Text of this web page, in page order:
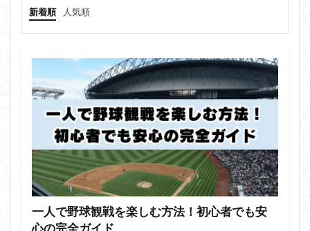
新着順 人気順
一人で野球観戦を楽しむ方法！初心者でも安
心の完全ガイド